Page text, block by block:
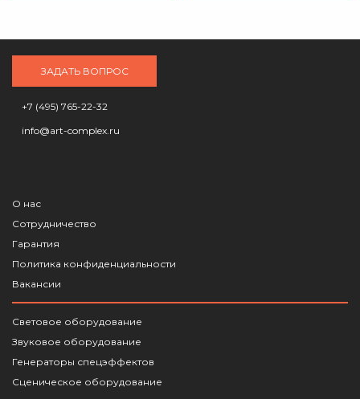
ЗАДАТЬ ВОПРОС
+7 (495) 765-22-32
info@art-complex.ru
О нас
Сотрудничество
Гарантия
Политика конфиденциальности
Вакансии
Световое оборудование
Звуковое оборудование
Генераторы спецэффектов
Сценическое оборудование